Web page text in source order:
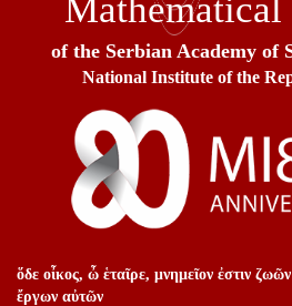
of the Serbian Academy of
National Institute of the
ὅδε οἶκος, ὦ ἑταῖρε, μνημεῖον ἐστιν
ἔργων αὐτῶν